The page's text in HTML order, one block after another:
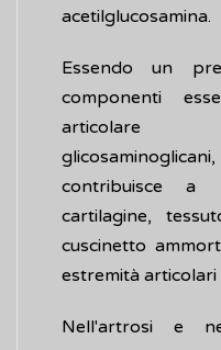
acetilglucosamina.
Essendo un
componenti
articolare
contribuisce a
cartilagine,
cuscinetto
estremità
Nell'artrosi e